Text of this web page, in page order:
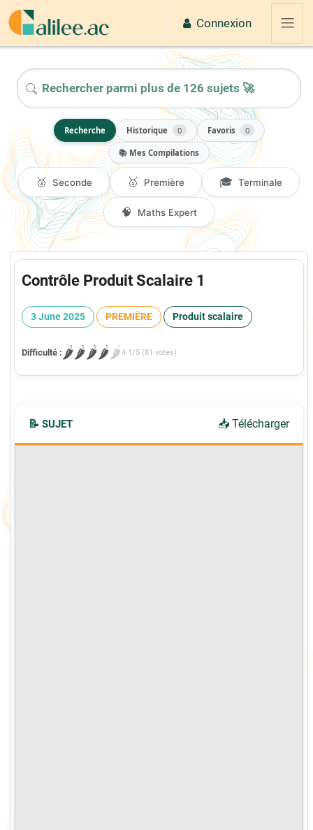
Passer au contenu principal
Connexion
2026
Recherche Historique 0 Favoris 0
📚 Mes Compilations
🥈 Seconde 🥇 Première 🎓 Terminale
🧠 Maths Expert
Contrôle Produit Scalaire 1
3 June 2025 PREMIÈRE Produit scalaire
Difficulté : 🌶️🌶️🌶️🌶️🌶️4.1/5 (81 votes)
📝 SUJET 📥 Télécharger